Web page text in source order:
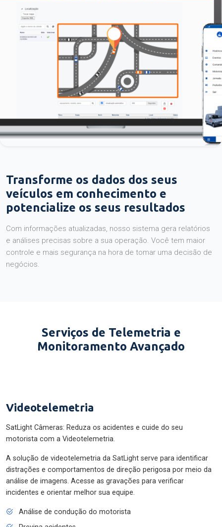
Transforme os dados dos seus
veículos em conhecimento e
potencialize os seus resultados
Com informações atualizadas, nosso sistema gera relatórios
e análises precisas sobre a sua operação. Você tem maior
controle e mais segurança na hora de tomar uma decisão de
negócios.
Serviços de Telemetria e
Monitoramento Avançado
Videotelemetria
SatLight Câmeras: Reduza os acidentes e cuide do seu
motorista com a Videotelemetria.
A solução de videotelemetria da SatLight serve para identificar
distrações e comportamentos de direção perigosa por meio da
análise de imagens. Acesse as gravações para verificar
incidentes e orientar melhor sua equipe.
Análise de condução do motorista